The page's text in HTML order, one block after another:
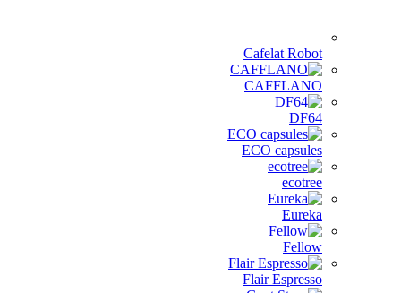
Cafelat Robot
CAFFLANO
DF64
ECO capsules
ecotree
Eureka
Fellow
Flair Espresso